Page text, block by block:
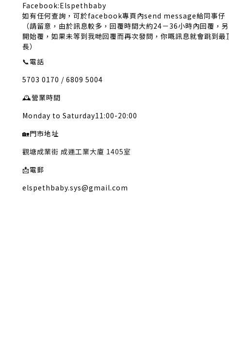
Facebook:Elspethbaby
如有任何查詢，可於facebook專頁內send message給同事仔
（請留意，由於訊息較多，回覆時間大約24－36小時內回覆，
開始覆，如果未等到我哋回覆而再次發問，你嘅訊息就會跳到
長）
📞電話
5703 0170 / 6809 5004
🕰️營業時間
Monday to Saturday11:00-20:00
🏡門市地址
觀塘成業街 成運工業大廈 1405室
📩電郵
elspethbaby.sys@gmail.com